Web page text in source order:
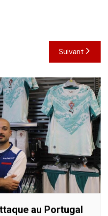
Suivant
au Portugal